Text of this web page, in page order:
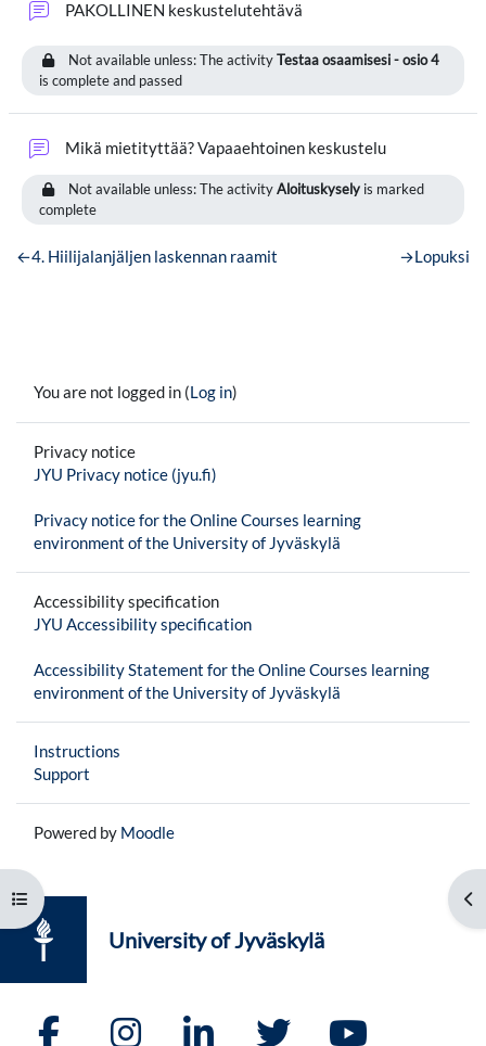
Open course index
PAKOLLINEN keskustelutehtävä
Not available unless: The activityTestaa osaamisesi - osio 4
is complete and passed
Mikä mietityttää? Vapaaehtoinen keskustelu
Not available unless: The activityAloituskysely is marked
complete
←4. Hiilijalanjäljen laskennan raamit →Lopuksi
You are not logged in (Log in)
Privacy notice
JYU Privacy notice (jyu.fi)
Privacy notice for the Online Courses learning
environment of the University of Jyväskylä
Accessibility specification
JYU Accessibility specification
Accessibility Statement for the Online Courses learning
environment of the University of Jyväskylä
Instructions
Support
Powered by Moodle
University of Jyväskylä